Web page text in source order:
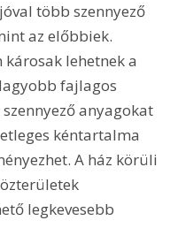
több szennyező
az előbbiek.
lehetnek a
fajlagos
anyagokat
kéntartalma
A ház körüli
legkevesebb